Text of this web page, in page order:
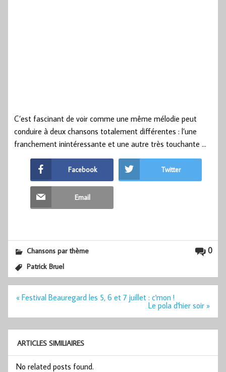
C’est fascinant de voir comme une même mélodie peut
conduire à deux chansons totalement différentes : l’une
franchement inintéressante et une autre très touchante …
Facebook Twitter
Email
0
Chansons par thème
Patrick Bruel
Navigation
« Festival Beauregard les 5, 6 et 7 juillet : c'mon !
Le pola d'hier soir »
ARTICLES SIMILIAIRES
No related posts found.